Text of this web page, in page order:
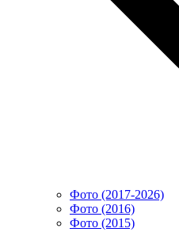
Фото (2017-2026)
Фото (2016)
Фото (2015)